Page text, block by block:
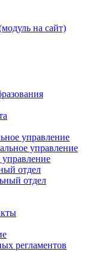
на сайт)
управление
управление
управление
отдел
отдел
регламентов